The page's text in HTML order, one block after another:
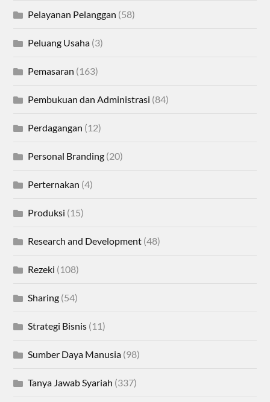
Pelayanan Pelanggan (58)
Peluang Usaha (3)
Pemasaran (163)
Pembukuan dan Administrasi (84)
Perdagangan (12)
Personal Branding (20)
Perternakan (4)
Produksi (15)
Research and Development (48)
Rezeki (108)
Sharing (54)
Strategi Bisnis (11)
Sumber Daya Manusia (98)
Tanya Jawab Syariah (337)